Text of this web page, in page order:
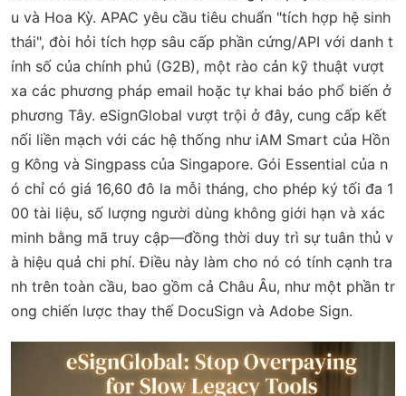
u và Hoa Kỳ. APAC yêu cầu tiêu chuẩn "tích hợp hệ sinh
thái", đòi hỏi tích hợp sâu cấp phần cứng/API với danh t
ính số của chính phủ (G2B), một rào cản kỹ thuật vượt
xa các phương pháp email hoặc tự khai báo phổ biến ở
phương Tây. eSignGlobal vượt trội ở đây, cung cấp kết
nối liền mạch với các hệ thống như iAM Smart của Hồn
g Kông và Singpass của Singapore. Gói Essential của n
ó chỉ có giá 16,60 đô la mỗi tháng, cho phép ký tối đa 1
00 tài liệu, số lượng người dùng không giới hạn và xác
minh bằng mã truy cập—đồng thời duy trì sự tuân thủ v
à hiệu quả chi phí. Điều này làm cho nó có tính cạnh tra
nh trên toàn cầu, bao gồm cả Châu Âu, như một phần tr
ong chiến lược thay thế DocuSign và Adobe Sign.